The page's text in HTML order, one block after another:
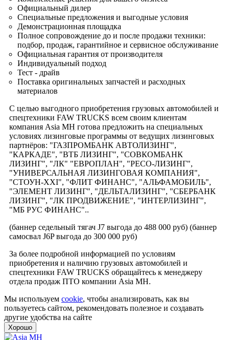
Официальный дилер
Специальные предложения и выгодные условия
Демонстрационная площадка
Полное сопровождение до и после продажи техники:
подбор, продаж, гарантийное и сервисное обслуживание
Официальная гарантия от производителя
Индивидуальный подход
Тест - драйв
Поставка оригинальных запчастей и расходных
материалов
С целью выгодного приобретения грузовых автомобилей и
спецтехники FAW TRUCKS всем своим клиентам
компания Asia MH готова предложить на специальных
условиях лизинговые программы от ведущих лизинговых
партнёров: "ГАЗПРОМБАНК АВТОЛИЗИНГ",
"КАРКАДЕ", "ВТБ ЛИЗИНГ", "СОВКОМБАНК
ЛИЗИНГ", "ЛК" "ЕВРОПЛАН", "РЕСО-ЛИЗИНГ",
"УНИВЕРСАЛЬНАЯ ЛИЗИНГОВАЯ КОМПАНИЯ",
"СТОУН-ХХI", "ФЛИТ ФИНАНС", "АЛЬФАМОБИЛЬ",
"ЭЛЕМЕНТ ЛИЗИНГ", "ДЕЛЬТАЛИЗИНГ", "СБЕРБАНК
ЛИЗИНГ", "ЛК ПРОДВИЖЕНИЕ", "ИНТЕРЛИЗИНГ",
"МБ РУС ФИНАНС"..
(баннер седельный тягач J7 выгода до 488 000 руб) (баннер
самосвал J6P выгода до 300 000 руб)
За более подробной информацией по условиям
приобретения и наличию грузовых автомобилей и
спецтехники FAW TRUCKS обращайтесь к менеджеру
отдела продаж ПТО компании Asia MH.
Мы используем cookie, чтобы анализировать, как вы
пользуетесь сайтом, рекомендовать полезное и создавать
другие удобства на сайте
Хорошо